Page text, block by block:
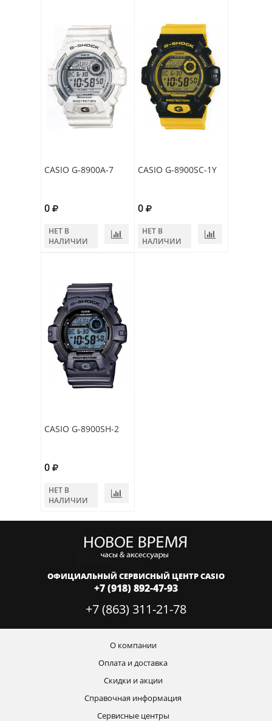
CASIO G-8900A-7
0
НЕТ В
НАЛИЧИИ
CASIO G-8900SC-1Y
0
НЕТ В
НАЛИЧИИ
CASIO G-8900SH-2
0
НЕТ В
НАЛИЧИИ
ОФИЦИАЛЬНЫЙ СЕРВИСНЫЙ ЦЕНТР CASIO
+7 (918) 892-47-93
+7 (863) 311-21-78
О компании
Оплата и доставка
Скидки и акции
Справочная информация
Сервисные центры